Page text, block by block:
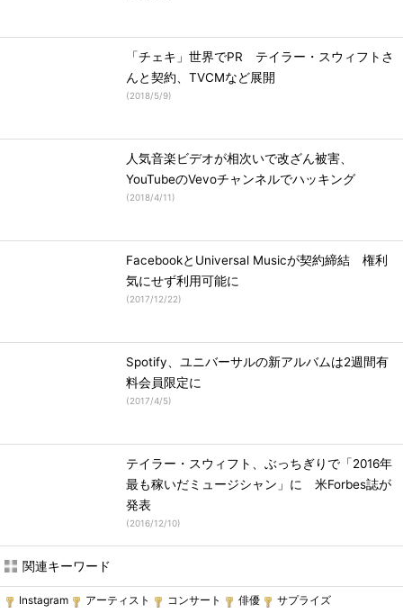
「チェキ」世界でPR テイラー・スウィフトさ
んと契約、TVCMなど展開
(2018/5/9)
人気音楽ビデオが相次いで改ざん被害、
YouTubeのVevoチャンネルでハッキング
(2018/4/11)
FacebookとUniversal Musicが契約締結 権利
気にせず利用可能に
(2017/12/22)
Spotify、ユニバーサルの新アルバムは2週間有
料会員限定に
(2017/4/5)
テイラー・スウィフト、ぶっちぎりで「2016年
最も稼いだミュージシャン」に 米Forbes誌が
発表
(2016/12/10)
関連キーワード
Instagram アーティスト コンサート 俳優 サプライズ